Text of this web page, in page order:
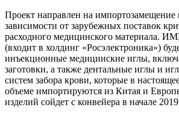
Проект направлен на импортозамещение
зависимости от зарубежных поставок
расходного медицинского материала.
(входит в холдинг «Росэлектроника»)
инъекционные медицинские иглы,
заготовки, а также дентальные иглы и
систем забора крови, которые в
объеме импортируются из Китая и
изделий сойдет с конвейера в начале